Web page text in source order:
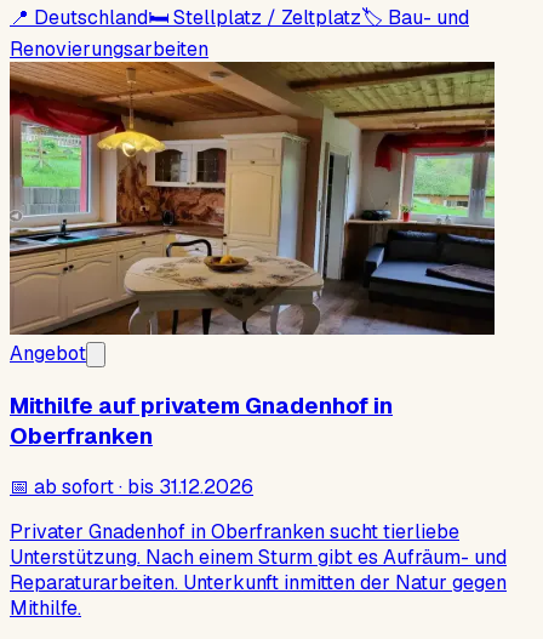
📍 Deutschland🛏Stellplatz / Zeltplatz🏷 Bau- und
Renovierungsarbeiten
Angebot
Mithilfe auf privatem Gnadenhof in
Oberfranken
📅 ab sofort · bis 31.12.2026
Privater Gnadenhof in Oberfranken sucht tierliebe
Unterstützung. Nach einem Sturm gibt es Aufräum- und
Reparaturarbeiten. Unterkunft inmitten der Natur gegen
Mithilfe.